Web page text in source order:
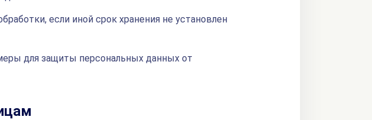
если иной срок хранения не установлен
для защиты персональных данных от